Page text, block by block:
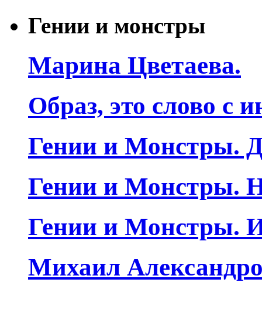
Гении и монстры
Марина Цветаева.
Образ, это слово с
Гении и Монстры.
Гении и Монстры.
Гении и Монстры.
Михаил